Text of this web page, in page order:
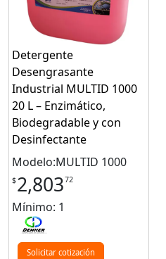
Detergente
Desengrasante
Industrial MULTID 1000
20 L – Enzimático,
Biodegradable y con
Desinfectante
Modelo:MULTID 1000
$2,80372
Mínimo: 1
Solicitar cotización